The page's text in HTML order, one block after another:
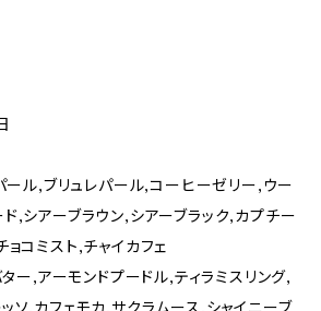
ール,ブリュレパール,コーヒーゼリー,ウー
,シアーブラウン,シアーブラック,カプチー
コミスト,チャイカフェ
ター,アーモンドプードル,ティラミスリング,